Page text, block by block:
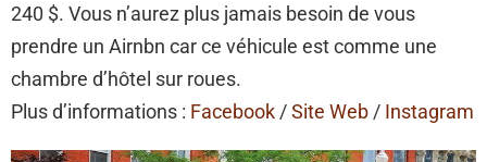
240 $. Vous n’aurez plus jamais besoin de vous
prendre un Airnbn car ce véhicule est comme une
chambre d’hôtel sur roues.
Plus d’informations : Facebook /Site Web / Instagram